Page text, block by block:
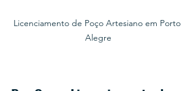
Licenciamento de Poço Artesiano em Porto
Alegre